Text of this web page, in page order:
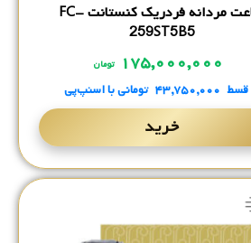
ساعت مردانه فردریک کنستانت FC-
259ST5B5
۱۷۵,۰۰۰,۰۰۰ تومان
۴۳,۷۵۰,۰۰۰ تومانیبا اسنپ‌پی
خرید